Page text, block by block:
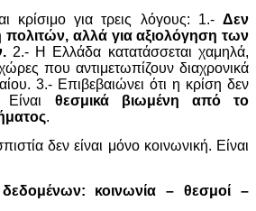
κρίσιμο για τρεις λόγους: 1.- Δεν
πολιτών, αλλά για αξιολόγηση των
2.- Η Ελλάδα κατατάσσεται χαμηλά,
που αντιμετωπίζουν διαχρονικά
3.- Επιβεβαιώνει ότι η κρίση δεν
Είναι θεσμικά βιωμένη από το
.
δεν είναι μόνο κοινωνική. Είναι
κοινωνία – θεσμοί –